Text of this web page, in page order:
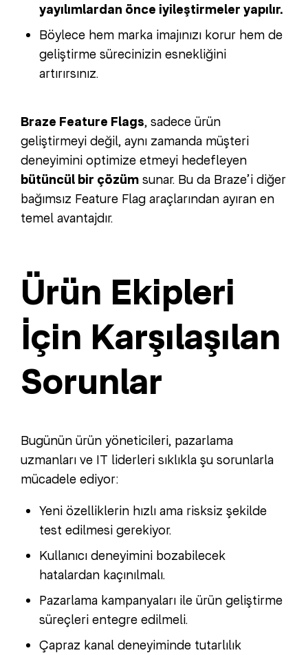
yayılımlardan önce iyileştirmeler yapılır.
Böylece hem marka imajınızı korur hem de
geliştirme sürecinizin esnekliğini
artırırsınız.
Braze Feature Flags, sadece ürün
geliştirmeyi değil, aynı zamanda müşteri
deneyimini optimize etmeyi hedefleyen
bütüncül bir çözüm sunar. Bu da Braze’i diğer
bağımsız Feature Flag araçlarından ayıran en
temel avantajdır.
Ürün Ekipleri
İçin Karşılaşılan
Sorunlar
Bugünün ürün yöneticileri, pazarlama
uzmanları ve IT liderleri sıklıkla şu sorunlarla
mücadele ediyor:
Yeni özelliklerin hızlı ama risksiz şekilde
test edilmesi gerekiyor.
Kullanıcı deneyimini bozabilecek
hatalardan kaçınılmalı.
Pazarlama kampanyaları ile ürün geliştirme
süreçleri entegre edilmeli.
Çapraz kanal deneyiminde tutarlılık